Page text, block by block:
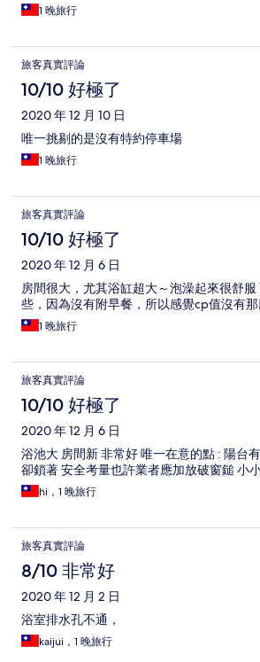
1 晚旅行
旅客真實評論
10/10 好極了
2020 年 12 月 10 日
唯一挑剔的是沒有特約停車場
1 晚旅行
旅客真實評論
10/10 好極了
2020 年 12 月 6 日
房間很大，尤其浴缸超大～泡澡起來很舒
些，因為沒有附早餐，所以感覺cp值沒有那
1 晚旅行
旅客真實評論
10/10 好極了
2020 年 12 月 6 日
浴池大 房間新 非常好 唯一在意的點 : 陽台
卻鎖著 安全考量也許業者應加放破窗鎚 小
hi，1 晚旅行
旅客真實評論
8/10 非常好
2020 年 12 月 2 日
浴室排水孔不通，
kaijui，1 晚旅行